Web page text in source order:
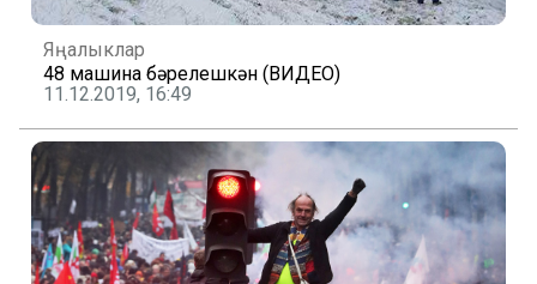
Яңалыклар
48 машина бәрелешкән (ВИДЕО)
11.12.2019, 16:49